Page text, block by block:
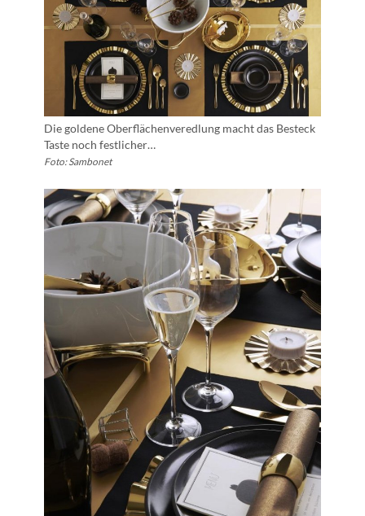
Die goldene Oberflächenveredlung macht das Besteck
Taste noch festlicher…
Foto: Sambonet